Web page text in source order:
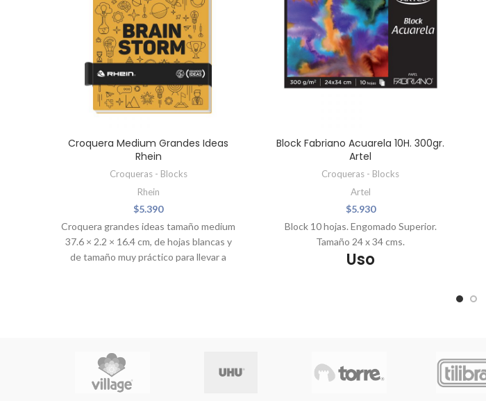
Croquera Medium Grandes Ideas
Rhein
Croqueras - Blocks
Rhein
$5.390
Croquera grandes ideas tamaño medium
37.6 × 2.2 × 16.4 cm, de hojas blancas y
de tamaño muy práctico para llevar a
Block Fabriano Acuarela 10H. 300gr.
Artel
Croqueras - Blocks
Artel
$5.930
Block 10 hojas. Engomado Superior.
Tamaño 24 x 34 cms.
Uso